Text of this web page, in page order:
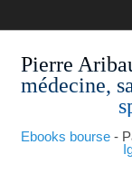
Pierre
médecine,
Ebooks bourse-